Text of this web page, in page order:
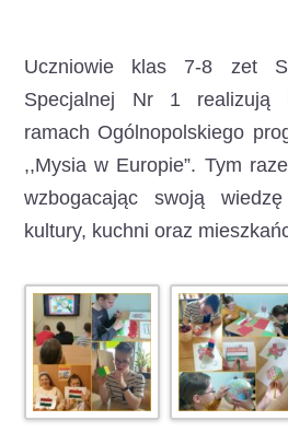
Uczniowie klas 7-8 zet
Specjalnej Nr 1 realizują
ramach Ogólnopolskiego
,,Mysia w Europie”. Tym
wzbogacając swoją
kultury, kuchni oraz